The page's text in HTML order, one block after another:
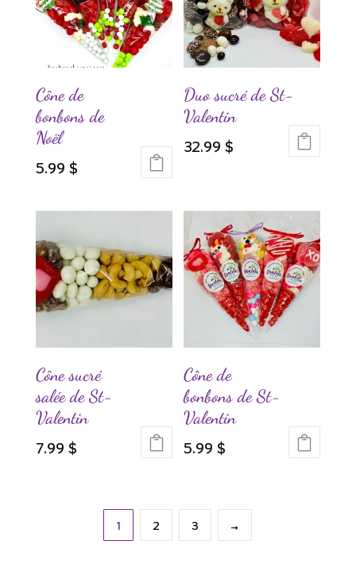
Cône de
bonbons de
Noël
5.99 $
Duo sucré de St-
Valentin
32.99$
Cône sucré
salée de St-
Valentin
7.99 $
Cône de
bonbons de St-
Valentin
5.99$
1 2 3 →